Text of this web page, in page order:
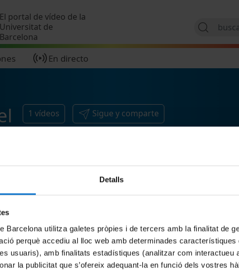
Detalls
Barcelona utilitza galetes pròpies i de tercers amb la finalitat de
perquè accediu al lloc web amb determinades característiques
usuaris), amb finalitats estadístiques (analitzar com interactueu
la publicitat que s’ofereix adequant-la en funció dels vostres
El portal de vídeo de la
Universitat de
Barcelona
En directo
1 vídeos Sigue y comparte